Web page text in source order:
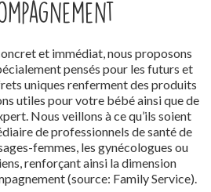
et immédiat, nous proposons
pensés pour les futurs et
uniques renferment des produits
utiles pour votre bébé ainsi que de
Nous veillons à ce qu’ils soient
de professionnels de santé de
femmes, les gynécologues ou
renforçant ainsi la dimension
(source: Family Service).